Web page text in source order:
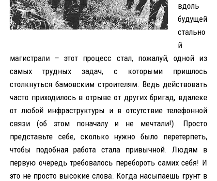
вдоль
будущей
стально
й
магистрали – этот процесс стал, пожалуй, одной из
самых трудных задач, с которыми пришлось
столкнуться бамовским строителям. Ведь действовать
часто приходилось в отрыве от других бригад, вдалеке
от любой инфраструктуры и в отсутствие телефонной
связи (об этом поначалу и не мечтали!). Просто
представьте себе, сколько нужно было перетерпеть,
чтобы подобная работа стала привычной. Людям в
первую очередь требовалось перебороть самих себя! И
это не просто высокие слова. Когда насыпаешь грунт в